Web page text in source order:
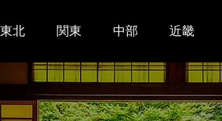
東北 関東 中部 近畿